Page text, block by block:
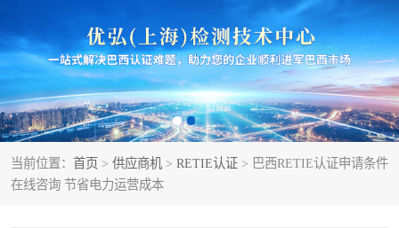
当前位置： 首页 > 供应商机 > RETIE认证 > 巴西RETIE认证申请条件
在线咨询 节省电力运营成本
RECYCLASS认证 NR10认证
NR12认证 NR13认证
ART认证 巴西NR认证
巴西认证 RETIE认证